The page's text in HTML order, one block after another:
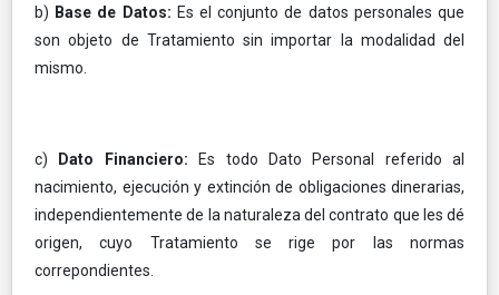
b) Base de Datos: Es el conjunto de datos personales que
son objeto de Tratamiento sin importar la modalidad del
mismo.
c) Dato Financiero:
Es todo Dato Personal referido al
nacimiento, ejecución y extinción de obligaciones dinerarias,
independientemente de la naturaleza del contrato que les dé
origen, cuyo Tratamiento se rige por las normas
correpondientes.